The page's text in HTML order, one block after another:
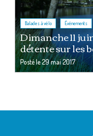
Balades à vélo Événements
Dimanche 11
détente sur les
Posté le29 mai 2017